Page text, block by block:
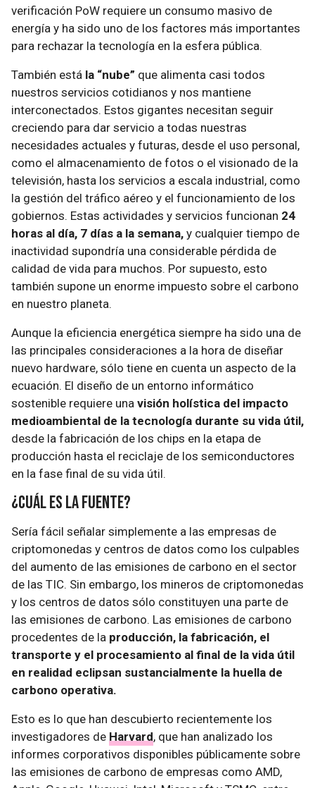
verificación PoW requiere un consumo masivo de
energía y ha sido uno de los factores más importantes
para rechazar la tecnología en la esfera pública.
También está la “nube” que alimenta casi todos
nuestros servicios cotidianos y nos mantiene
interconectados. Estos gigantes necesitan seguir
creciendo para dar servicio a todas nuestras
necesidades actuales y futuras, desde el uso personal,
como el almacenamiento de fotos o el visionado de la
televisión, hasta los servicios a escala industrial, como
la gestión del tráfico aéreo y el funcionamiento de los
gobiernos. Estas actividades y servicios funcionan 24
horas al día, 7 días a la semana, y cualquier tiempo de
inactividad supondría una considerable pérdida de
calidad de vida para muchos. Por supuesto, esto
también supone un enorme impuesto sobre el carbono
en nuestro planeta.
Aunque la eficiencia energética siempre ha sido una de
las principales consideraciones a la hora de diseñar
nuevo hardware, sólo tiene en cuenta un aspecto de la
ecuación. El diseño de un entorno informático
sostenible requiere una visión holística del impacto
medioambiental de la tecnología durante su vida útil,
desde la fabricación de los chips en la etapa de
producción hasta el reciclaje de los semiconductores
en la fase final de su vida útil.
¿Cuál es la fuente?
Sería fácil señalar simplemente a las empresas de
criptomonedas y centros de datos como los culpables
del aumento de las emisiones de carbono en el sector
de las TIC. Sin embargo, los mineros de criptomonedas
y los centros de datos sólo constituyen una parte de
las emisiones de carbono. Las emisiones de carbono
procedentes de la producción, la fabricación, el
transporte y el procesamiento al final de la vida útil
en realidad eclipsan sustancialmente la huella de
carbono operativa.
Esto es lo que han descubierto recientemente los
investigadores de Harvard, que han analizado los
informes corporativos disponibles públicamente sobre
las emisiones de carbono de empresas como AMD,